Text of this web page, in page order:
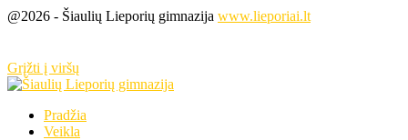
@2026 - Šiaulių Lieporių gimnazija www.lieporiai.lt
Grįžti į viršų
Pradžia
Veikla